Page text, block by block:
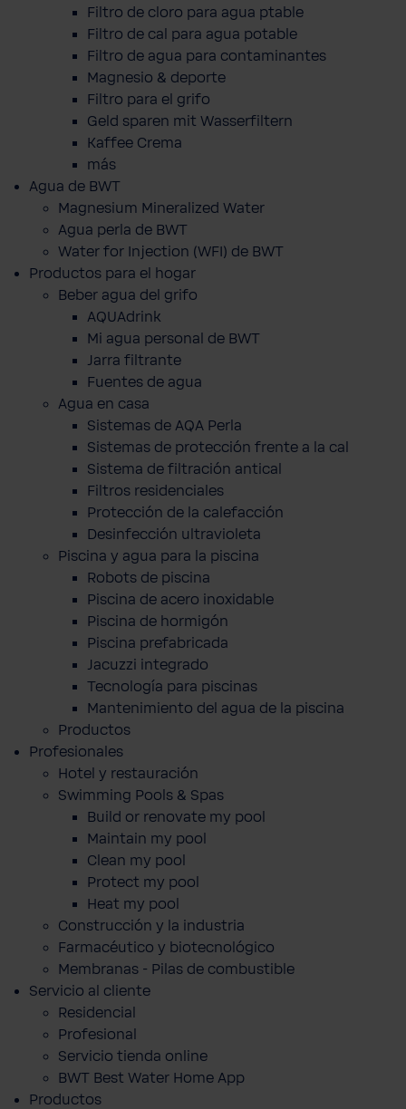
Filtro de cloro para agua ptable
Filtro de cal para agua potable
Filtro de agua para contaminantes
Magnesio & deporte
Filtro para el grifo
Geld sparen mit Wasserfiltern
Kaffee Crema
más
Agua de BWT
Magnesium Mineralized Water
Agua perla de BWT
Water for Injection (WFI) de BWT
Productos para el hogar
Beber agua del grifo
AQUAdrink
Mi agua personal de BWT
Jarra filtrante
Fuentes de agua
Agua en casa
Sistemas de AQA Perla
Sistemas de protección frente a la cal
Sistema de filtración antical
Filtros residenciales
Protección de la calefacción
Desinfección ultravioleta
Piscina y agua para la piscina
Robots de piscina
Piscina de acero inoxidable
Piscina de hormigón
Piscina prefabricada
Jacuzzi integrado
Tecnología para piscinas
Mantenimiento del agua de la piscina
Productos
Profesionales
Hotel y restauración
Swimming Pools & Spas
Build or renovate my pool
Maintain my pool
Clean my pool
Protect my pool
Heat my pool
Construcción y la industria
Farmacéutico y biotecnológico
Membranas - Pilas de combustible
Servicio al cliente
Residencial
Profesional
Servicio tienda online
BWT Best Water Home App
Productos